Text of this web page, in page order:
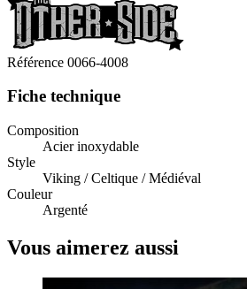
Référence 0066-4008
Fiche technique
Composition
Acier inoxydable
Style
Viking / Celtique / Médiéval
Couleur
Argenté
Vous aimerez aussi